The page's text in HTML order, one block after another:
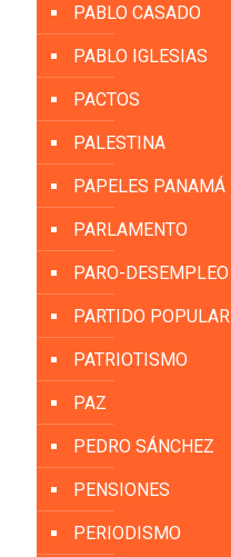
PABLO CASADO
PABLO IGLESIAS
PACTOS
PALESTINA
PAPELES PANAMÁ
PARLAMENTO
PARO-DESEMPLEO
PARTIDO POPULAR
PATRIOTISMO
PAZ
PEDRO SÁNCHEZ
PENSIONES
PERIODISMO